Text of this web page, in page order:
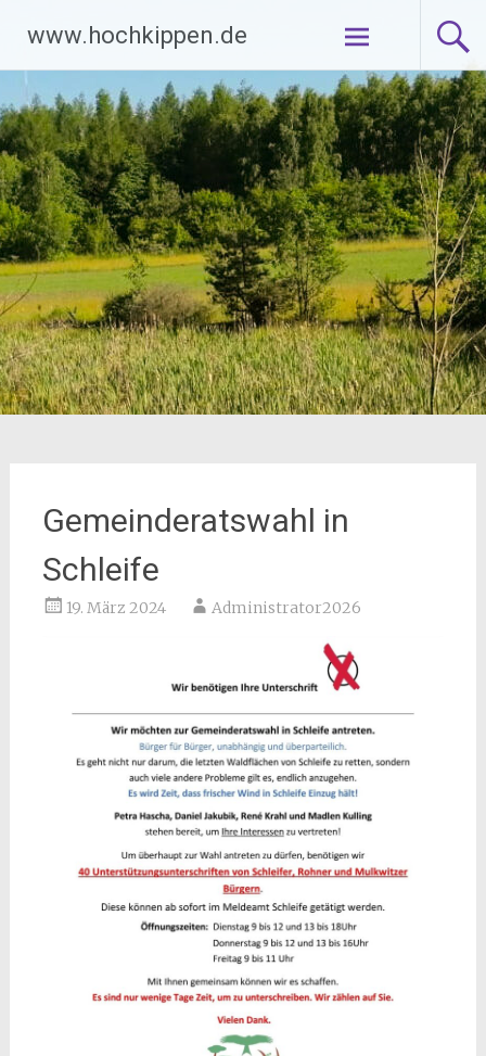
Inhalt
springen
www.hochkippen.de
Gemeinderatswahl in
Schleife
19. März 2024 Administrator2026